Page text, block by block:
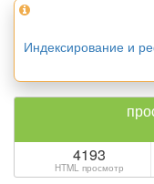
Индексирование и
4193
HTML просмотр